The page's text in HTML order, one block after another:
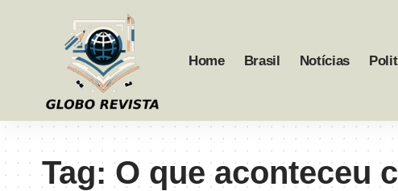
Home Brasil Notícias
Tag:O que aconteceu